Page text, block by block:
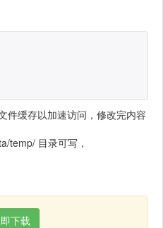
件缓存以加速访问，修改完内容
目录可写，
下载